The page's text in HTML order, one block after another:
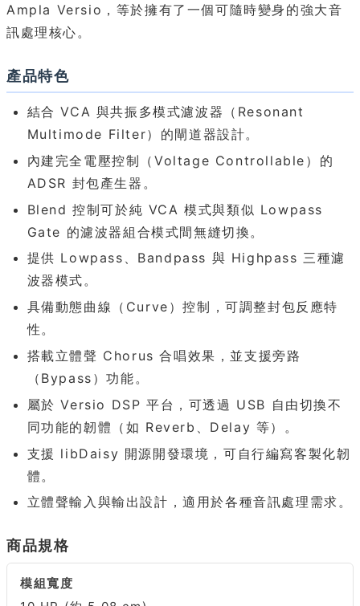
Ampla Versio，等於擁有了一個可隨時變身的強大音
訊處理核心。
產品特色
結合 VCA 與共振多模式濾波器（Resonant
Multimode Filter）的閘道器設計。
內建完全電壓控制（Voltage Controllable）的
ADSR 封包產生器。
Blend 控制可於純 VCA 模式與類似 Lowpass
Gate 的濾波器組合模式間無縫切換。
提供 Lowpass、Bandpass 與 Highpass 三種濾
波器模式。
具備動態曲線（Curve）控制，可調整封包反應特
性。
搭載立體聲 Chorus 合唱效果，並支援旁路
（Bypass）功能。
屬於 Versio DSP 平台，可透過 USB 自由切換不
同功能的韌體（如 Reverb、Delay 等）。
支援 libDaisy 開源開發環境，可自行編寫客製化韌
體。
立體聲輸入與輸出設計，適用於各種音訊處理需求。
商品規格
模組寬度